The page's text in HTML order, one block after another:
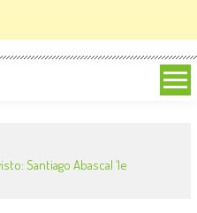
Santiago Abascal ‘le